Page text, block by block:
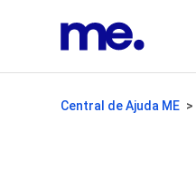
Central de Ajuda ME